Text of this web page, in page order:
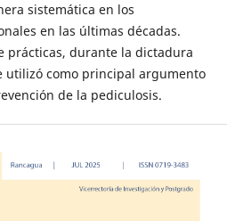
sistemática en los
en las últimas décadas.
prácticas, durante la dictadura
utilizó como principal argumento
de la pediculosis.